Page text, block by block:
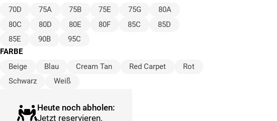
70D
75A 75B 75E 75G
80A
80C
80D 80E 80F 85C
85D
85E
90B
95C
FARBE
Beige
Blau Cream Tan Red Carpet
Rot
Schwarz
Weiß
Heute noch abholen:
Jetzt reservieren.